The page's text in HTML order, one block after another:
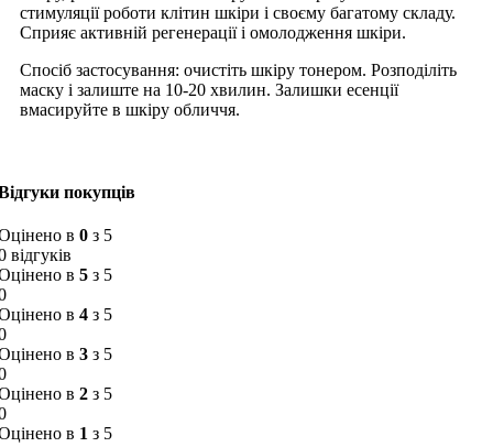
стимуляції роботи клітин шкіри і своєму багатому складу.
Сприяє активній регенерації і омолодження шкіри.
Спосіб застосування: очистіть шкіру тонером. Розподіліть
маску і залиште на 10-20 хвилин. Залишки есенції
вмасируйте в шкіру обличчя.
покупців
в 0 з 5
відгуків
в 5 з 5
в 4 з 5
в 3 з 5
в 2 з 5
в 1 з 5